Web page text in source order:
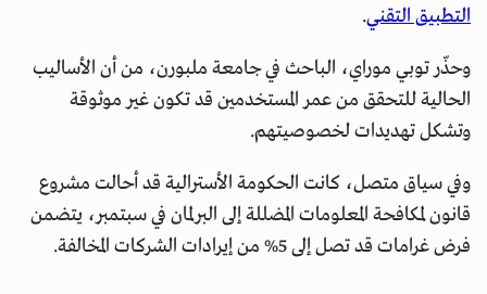
التطبيق التقني.
وحذّر توبي موراي، الباحث في جامعة ملبورن، من أن الأساليب
الحالية للتحقق من عمر المستخدمين قد تكون غير موثوقة
وتشكل تهديدات لخصوصيتهم.
وفي سياق متصل، كانت الحكومة الأسترالية قد أحالت مشروع
قانون لمكافحة المعلومات المضللة إلى البرلمان في سبتمبر، يتضمن
فرض غرامات قد تصل إلى 5% من إيرادات الشركات المخالفة.